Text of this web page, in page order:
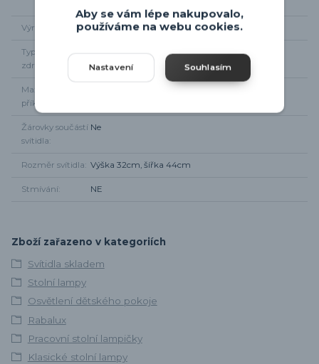
Výrobce Rabalux
Typ světelného
zdroje
Maximální
příkon
Žárovky součástí
svítidla
Ne
Rozměr svítidla Výška 32cm, šířka 44cm
Stmívání NE
Zboží zařazeno v kategoriích
Svítidla skladem
Stolní lampy
Osvětlení dětského pokoje
Rabalux
Pracovní stolní lampičky
Klasické stolní lampy
Aby se vám lépe nakupovalo,
používáme na webu cookies.
Nastavení Souhlasím